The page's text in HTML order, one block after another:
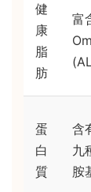
健
康
脂
肪
富
蛋
白
質
含
九
胺